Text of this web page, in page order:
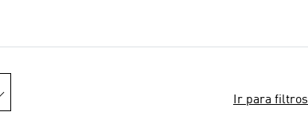
Ir para filtros